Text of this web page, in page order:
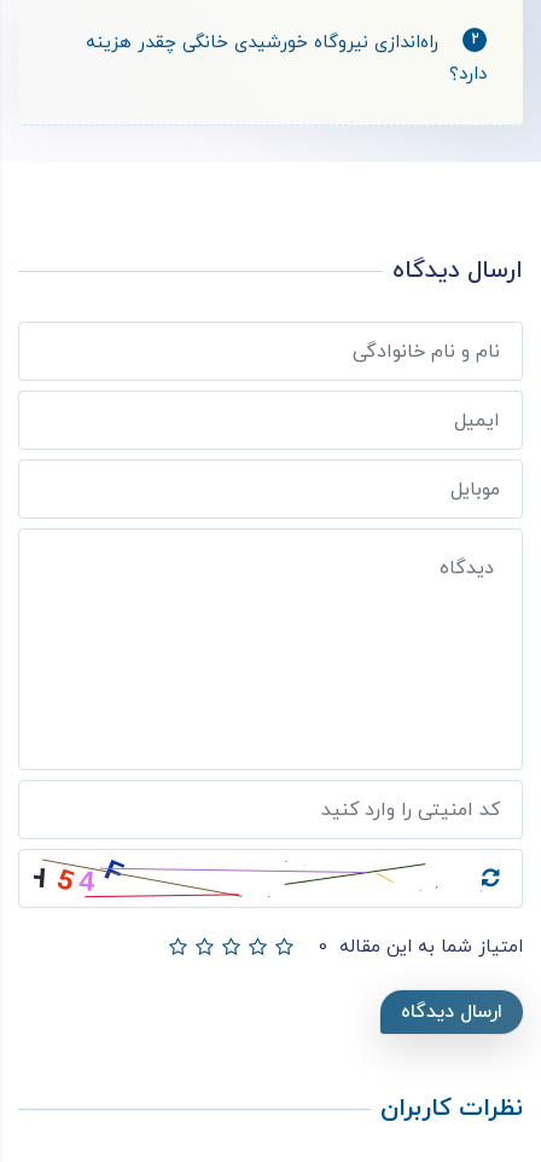
2
راه‌اندازی نیروگاه خورشیدی خانگی چقدر هزینه
دارد؟
ارسال دیدگاه
امتیاز شما به این مقاله 0
ارسال دیدگاه
نظرات کاربران